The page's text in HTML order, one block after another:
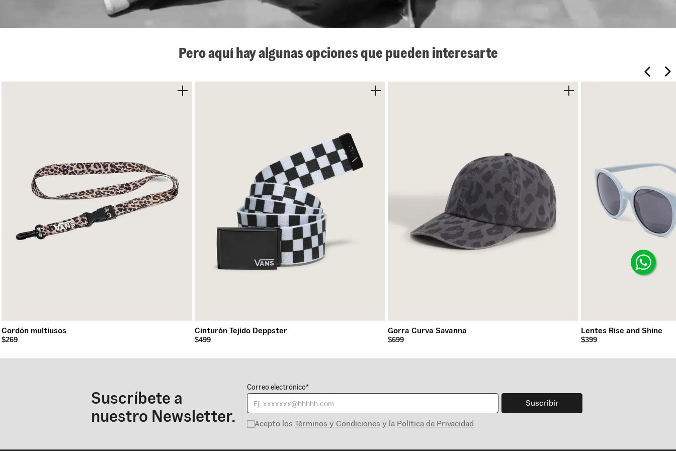
Pero aquí hay algunas opciones que pueden interesarte
Cordón multiusos
$269
Cinturón Tejido Deppster
$499
Gorra Curva Savanna
$699
Lentes Rise and Shine
$399
Suscríbete a
nuestro Newsletter.
Correo electrónico*
Suscribir
Acepto los Términos y Condiciones y la Política de Privacidad